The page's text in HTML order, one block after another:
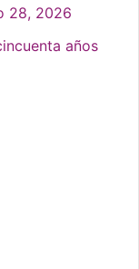
28, 2026
años